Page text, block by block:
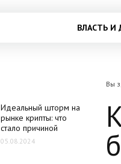
ВЛАСТЬ И
Идеальный шторм на
рынке крипты: что
стало причиной
05.08.2024
Вы